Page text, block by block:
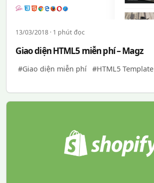
13/03/2018 · 1 phút đọc
Giao diện HTML5 miễn phí – Magz
#Giao diện miễn phí #HTML5 Template